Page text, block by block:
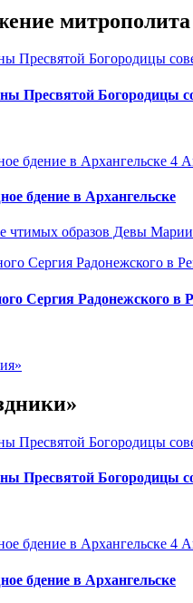
Пресвятой Богородицы
4
бдение в Архангельске
чтимых образов Девы
Сергия Радонежского в
Пресвятой Богородицы
4
бдение в Архангельске